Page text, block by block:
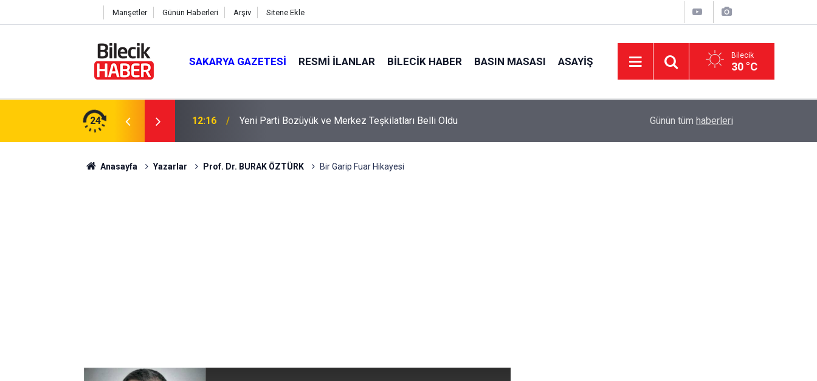
Manşetler Günün Haberleri Arşiv Sitene Ekle
SAKARYA GAZETESI RESMI İLANLAR BILECIK HABER BASIN MASASI ASAYIŞ Bilecik
30 °C
24 12:16 Yeni Parti Bozüyük ve Merkez Teşkilatları Belli Oldu Türkiye İkincisinden Müdür Demir’e Ziyaret
Günün tüm haberleri
Anasayfa Yazarlar Prof. Dr. BURAK ÖZTÜRK Bir Garip Fuar Hikayesi